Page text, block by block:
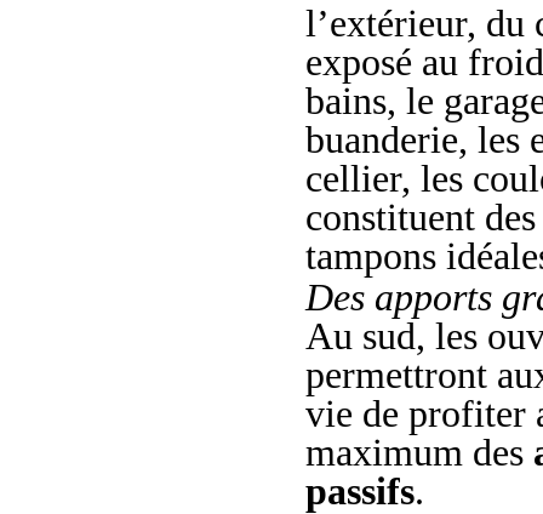
l’extérieur, du
exposé au
bains, le
buanderie, les
cellier, les
constituent
tampons
Des apports
Au sud, les
permettront
vie de profiter
maximum des
passifs.